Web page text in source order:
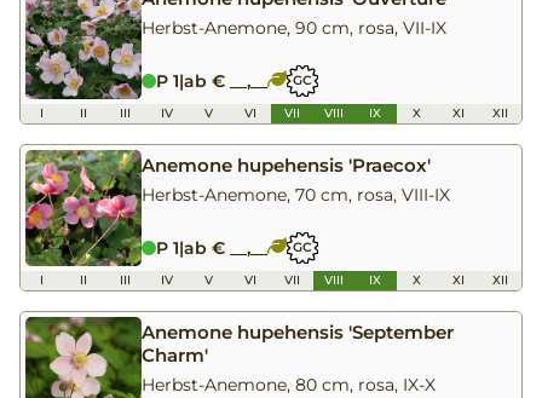
Herbst-Anemone, 90 cm, rosa, VII-IX
P 1|ab € __,__ GC
I II III IV V VI VII VIII IX X XI XII
Anemone hupehensis 'Praecox'
Herbst-Anemone, 70 cm, rosa, VIII-IX
P 1|ab € __,__ GC
I II III IV V VI VII VIII IX X XI XII
Anemone hupehensis 'September
Charm'
Herbst-Anemone, 80 cm, rosa, IX-X